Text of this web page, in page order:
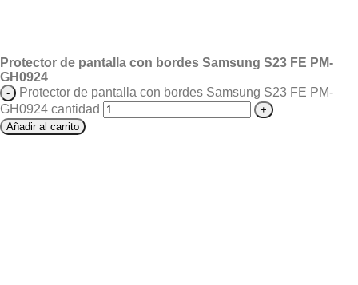
Protector de pantalla con bordes Samsung S23 FE PM-
GH0924
Protector de pantalla con bordes Samsung S23 FE PM-
GH0924 cantidad
Añadir al carrito